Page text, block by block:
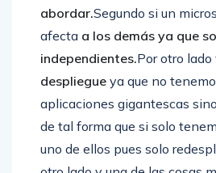
abordar.Segundo si un
afecta a los demás ya que
independientes.Por otro lado
despliegue ya que no
aplicaciones gigantescas
de tal forma que si solo
uno de ellos pues solo